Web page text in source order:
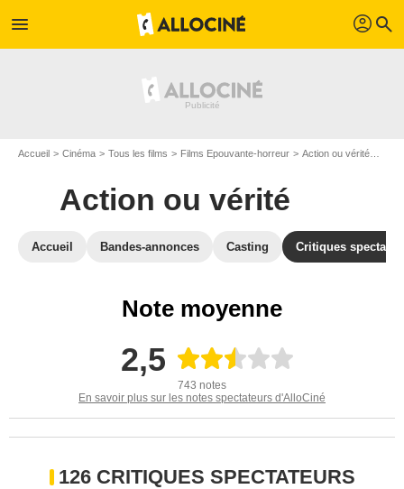
menu profil search
Accueil Cinéma Tous les films Films Epouvante-horreur Action ou vérité
Action ou vérité
Accueil Bandes-annonces Casting Critiques
Note moyenne
2,5
743 notes
En savoir plus sur les notes spectateurs d'AlloCiné
126 CRITIQUES SPECTATEURS